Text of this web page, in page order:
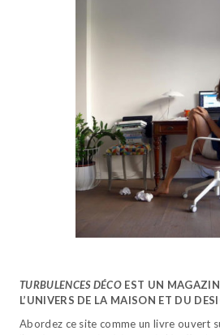
TURBULENCES DÉCO EST UN
L’UNIVERS DE LA MAISON ET DU
Abordez ce site comme un livre ouvert